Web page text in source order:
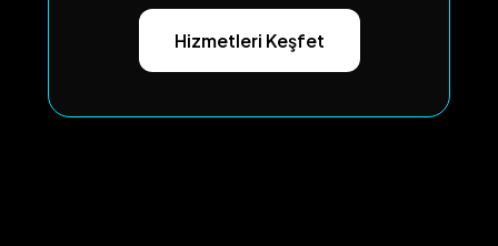
Hizmetleri Keşfet